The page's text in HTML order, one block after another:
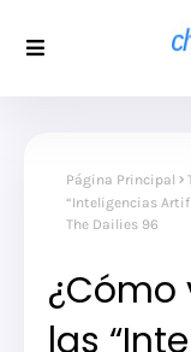
Página Principal
“Inteligencias
The Dailies 96
las